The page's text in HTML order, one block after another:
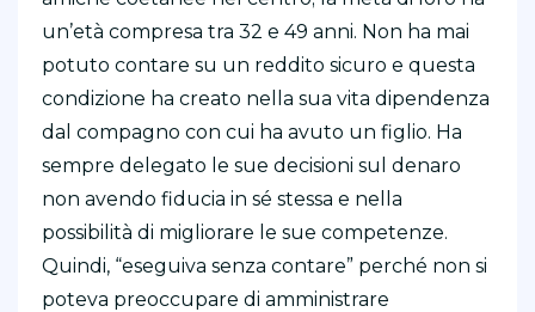
un’età compresa tra 32 e 49 anni. Non ha mai
potuto contare su un reddito sicuro e questa
condizione ha creato nella sua vita dipendenza
dal compagno con cui ha avuto un figlio. Ha
sempre delegato le sue decisioni sul denaro
non avendo fiducia in sé stessa e nella
possibilità di migliorare le sue competenze.
Quindi, “eseguiva senza contare” perché non si
poteva preoccupare di amministrare